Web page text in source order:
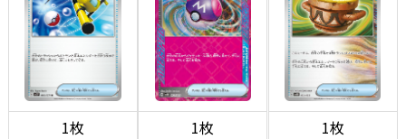
1枚 1枚 1枚